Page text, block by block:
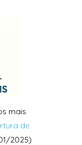
mais
de
2025)